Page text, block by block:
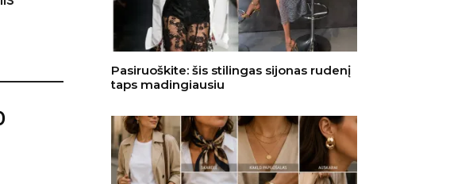
Pasiruoškite: šis stilingas sijonas rudenį
taps madingiausiu